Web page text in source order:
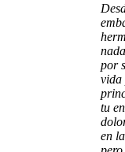
por
vida
tu
en